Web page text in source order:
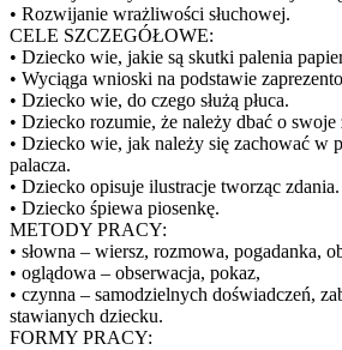
• Rozwijanie wrażliwości słuchowej.
CELE SZCZEGÓŁOWE:
• Dziecko wie, jakie są skutki palenia
• Wyciąga wnioski na podstawie
• Dziecko wie, do czego służą płuca.
• Dziecko rozumie, że należy dbać o swoje
• Dziecko wie, jak należy się zachować w
palacza.
• Dziecko opisuje ilustracje tworząc zdania.
• Dziecko śpiewa piosenkę.
METODY PRACY:
• słowna – wiersz, rozmowa, pogadanka,
• oglądowa – obserwacja, pokaz,
• czynna – samodzielnych doświadczeń,
stawianych dziecku.
FORMY PRACY: